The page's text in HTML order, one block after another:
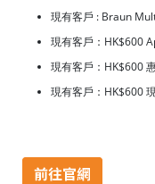
現有客戶 : Braun
現有客戶：HK$600
現有客戶：HK$600
現有客戶：HK$600